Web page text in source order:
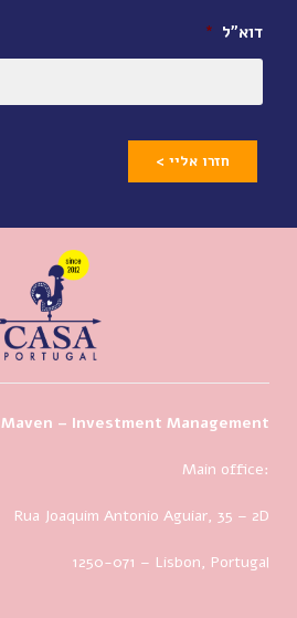
דוא״ל *
חזרו אליי >
Maven – Investment Management
Main office:
Rua Joaquim Antonio Aguiar, 35 – 2D
1250-071 – Lisbon, Portugal